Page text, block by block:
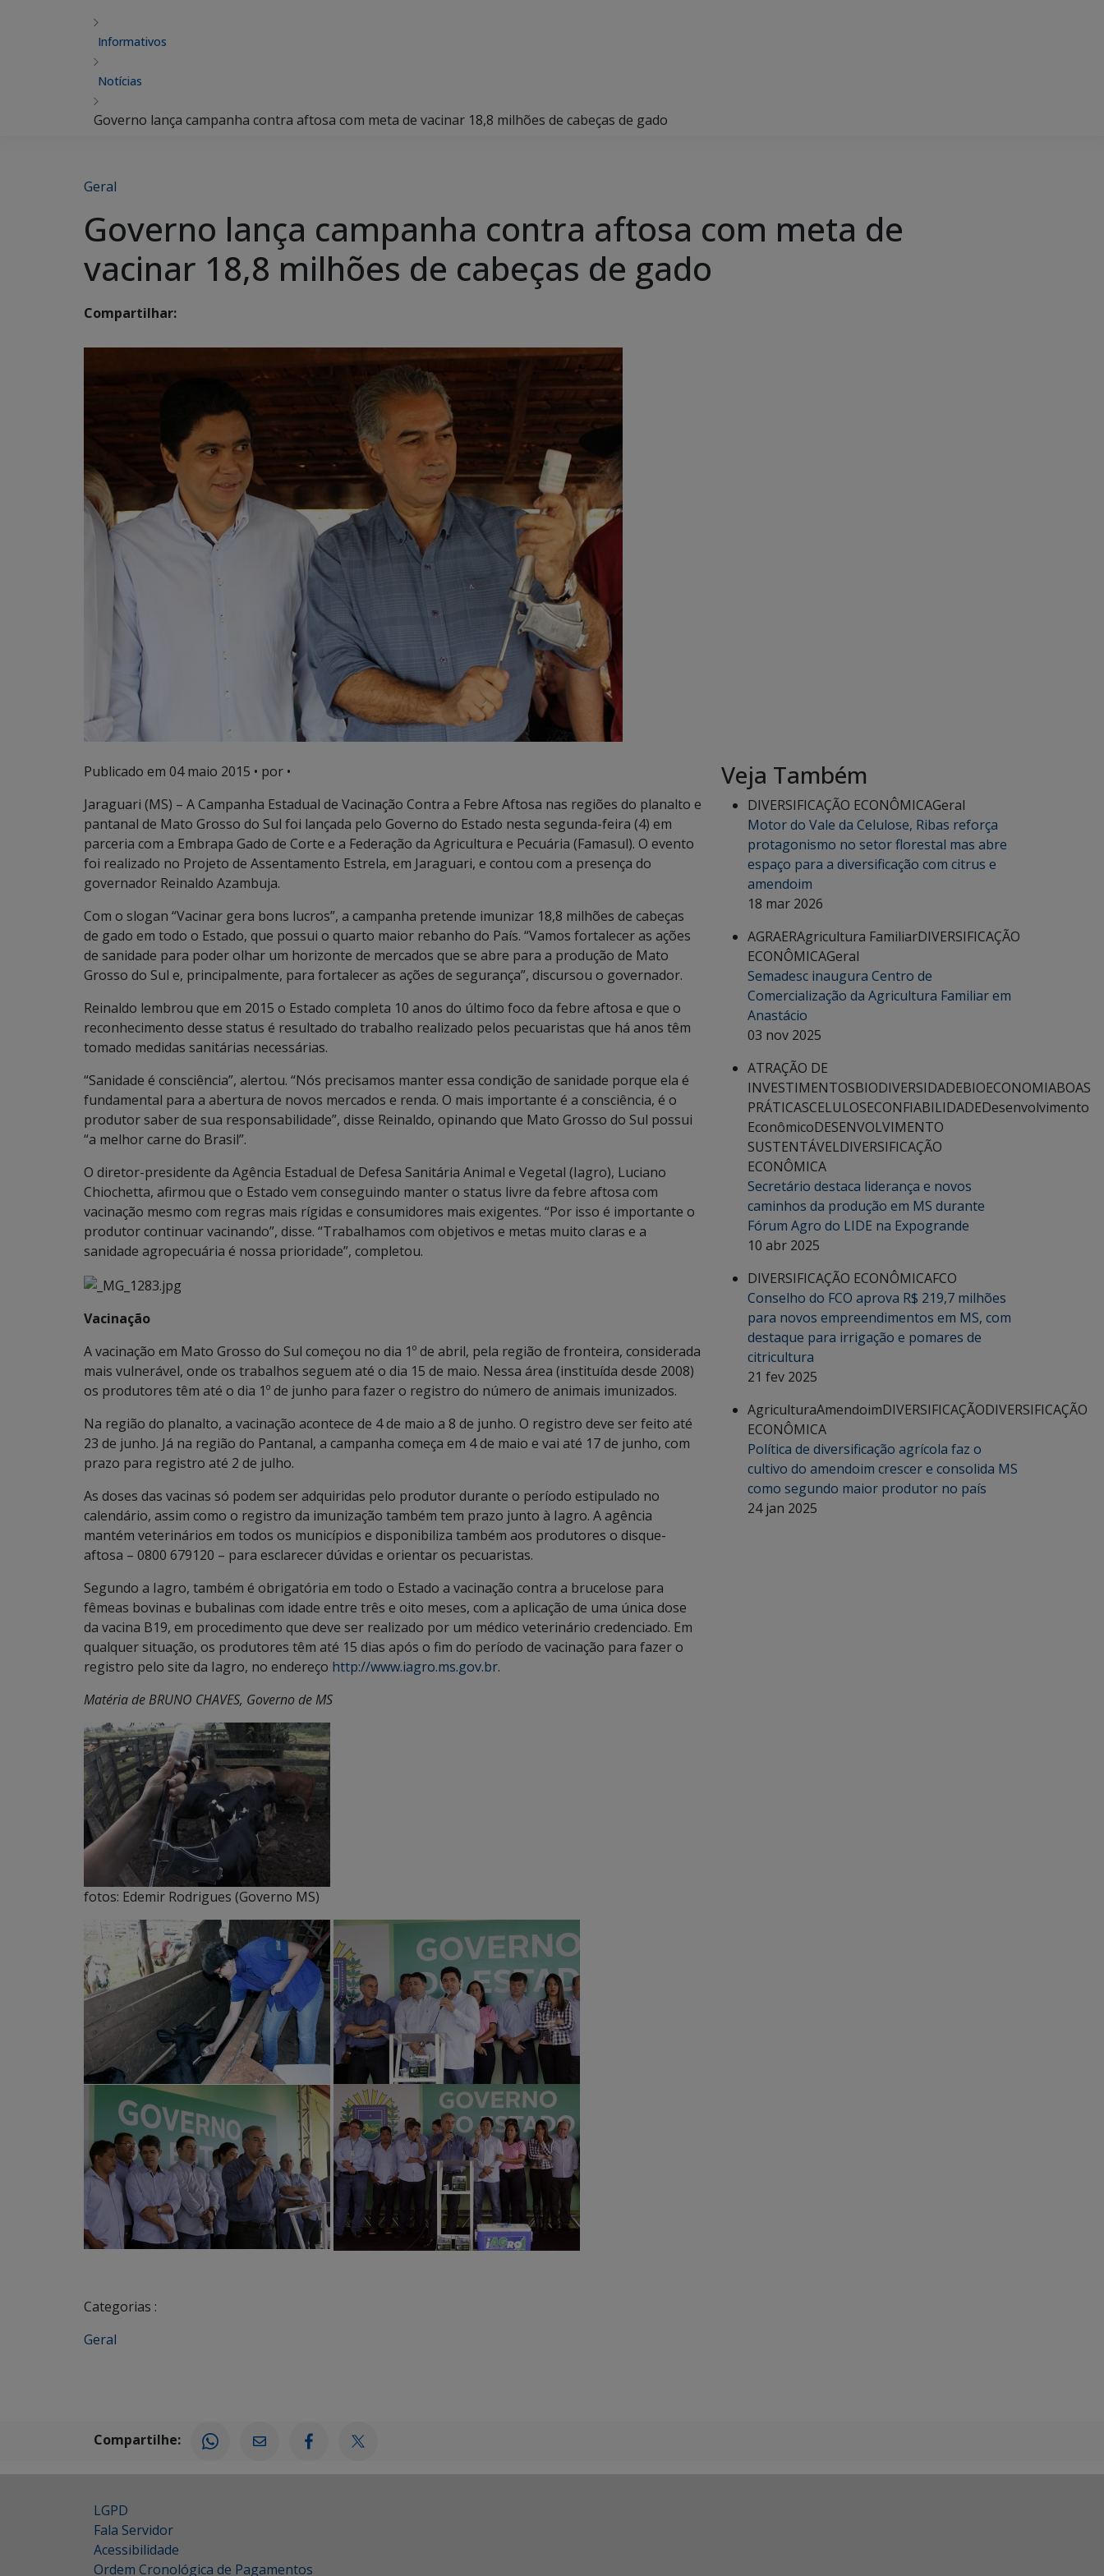
Informativos
Notícias
Governo lança campanha contra aftosa com meta de vacinar 18,8 milhões de cabeças de gado
Geral
Governo lança campanha contra aftosa com meta de
vacinar 18,8 milhões de cabeças de gado
Compartilhar:
Publicado em 04 maio 2015 • por •
Jaraguari (MS) – A Campanha Estadual de Vacinação Contra a Febre Aftosa nas regiões do planalto e
pantanal de Mato Grosso do Sul foi lançada pelo Governo do Estado nesta segunda-feira (4) em
parceria com a Embrapa Gado de Corte e a Federação da Agricultura e Pecuária (Famasul). O evento
foi realizado no Projeto de Assentamento Estrela, em Jaraguari, e contou com a presença do
governador Reinaldo Azambuja.
Com o slogan “Vacinar gera bons lucros”, a campanha pretende imunizar 18,8 milhões de cabeças
de gado em todo o Estado, que possui o quarto maior rebanho do País. “Vamos fortalecer as ações
de sanidade para poder olhar um horizonte de mercados que se abre para a produção de Mato
Grosso do Sul e, principalmente, para fortalecer as ações de segurança”, discursou o governador.
Reinaldo lembrou que em 2015 o Estado completa 10 anos do último foco da febre aftosa e que o
reconhecimento desse status é resultado do trabalho realizado pelos pecuaristas que há anos têm
tomado medidas sanitárias necessárias.
“Sanidade é consciência”, alertou. “Nós precisamos manter essa condição de sanidade porque ela é
fundamental para a abertura de novos mercados e renda. O mais importante é a consciência, é o
produtor saber de sua responsabilidade”, disse Reinaldo, opinando que Mato Grosso do Sul possui
“a melhor carne do Brasil”.
O diretor-presidente da Agência Estadual de Defesa Sanitária Animal e Vegetal (Iagro), Luciano
Chiochetta, afirmou que o Estado vem conseguindo manter o status livre da febre aftosa com
vacinação mesmo com regras mais rígidas e consumidores mais exigentes. “Por isso é importante o
produtor continuar vacinando”, disse. “Trabalhamos com objetivos e metas muito claras e a
sanidade agropecuária é nossa prioridade”, completou.
Vacinação
A vacinação em Mato Grosso do Sul começou no dia 1º de abril, pela região de fronteira, considerada
mais vulnerável, onde os trabalhos seguem até o dia 15 de maio. Nessa área (instituída desde 2008)
os produtores têm até o dia 1º de junho para fazer o registro do número de animais imunizados.
Na região do planalto, a vacinação acontece de 4 de maio a 8 de junho. O registro deve ser feito até
23 de junho. Já na região do Pantanal, a campanha começa em 4 de maio e vai até 17 de junho, com
prazo para registro até 2 de julho.
As doses das vacinas só podem ser adquiridas pelo produtor durante o período estipulado no
calendário, assim como o registro da imunização também tem prazo junto à Iagro. A agência
mantém veterinários em todos os municípios e disponibiliza também aos produtores o disque-
aftosa – 0800 679120 – para esclarecer dúvidas e orientar os pecuaristas.
Segundo a Iagro, também é obrigatória em todo o Estado a vacinação contra a brucelose para
fêmeas bovinas e bubalinas com idade entre três e oito meses, com a aplicação de uma única dose
da vacina B19, em procedimento que deve ser realizado por um médico veterinário credenciado. Em
qualquer situação, os produtores têm até 15 dias após o fim do período de vacinação para fazer o
registro pelo site da Iagro, no endereço http://www.iagro.ms.gov.br.
Matéria de BRUNO CHAVES, Governo de MS
fotos: Edemir Rodrigues (Governo MS)
Categorias :
Geral
Veja Também
DIVERSIFICAÇÃO ECONÔMICAGeral
Motor do Vale da Celulose, Ribas reforça
protagonismo no setor florestal mas abre
espaço para a diversificação com citrus e
amendoim
18 mar 2026
AGRAERAgricultura FamiliarDIVERSIFICAÇÃO
ECONÔMICAGeral
Semadesc inaugura Centro de
Comercialização da Agricultura Familiar em
Anastácio
03 nov 2025
ATRAÇÃO DE
INVESTIMENTOSBIODIVERSIDADEBIOECONOMIABOAS
PRÁTICASCELULOSECONFIABILIDADEDesenvolvimento
EconômicoDESENVOLVIMENTO
SUSTENTÁVELDIVERSIFICAÇÃO
ECONÔMICA
Secretário destaca liderança e novos
caminhos da produção em MS durante
Fórum Agro do LIDE na Expogrande
10 abr 2025
DIVERSIFICAÇÃO ECONÔMICAFCO
Conselho do FCO aprova R$ 219,7 milhões
para novos empreendimentos em MS, com
destaque para irrigação e pomares de
citricultura
21 fev 2025
AgriculturaAmendoimDIVERSIFICAÇÃODIVERSIFICAÇÃO
ECONÔMICA
Política de diversificação agrícola faz o
cultivo do amendoim crescer e consolida MS
como segundo maior produtor no país
24 jan 2025
Compartilhe:
LGPD
Fala Servidor
Acessibilidade
Ordem Cronológica de Pagamentos